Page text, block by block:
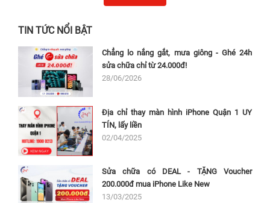
TIN TỨC NỔI BẬT
Chẳng lo nắng gắt, mưa giông - Ghé 24h
sửa chữa chỉ từ 24.000đ!
28/06/2026
Địa chỉ thay màn hình iPhone Quận 1 UY
TÍN, lấy liền
02/04/2025
Sửa chữa có DEAL - TẶNG Voucher
200.000đ mua iPhone Like New
13/03/2025